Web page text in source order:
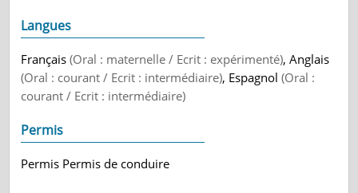
Langues
Français(Oral : maternelle / Ecrit : expérimenté), Anglais
(Oral : courant / Ecrit : intermédiaire), Espagnol(Oral :
courant / Ecrit : intermédiaire)
Permis
Permis Permis de conduire